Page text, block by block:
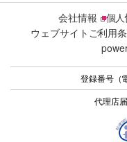
会社情報
個
ウェブサイトご利用
登録番号（
代理店